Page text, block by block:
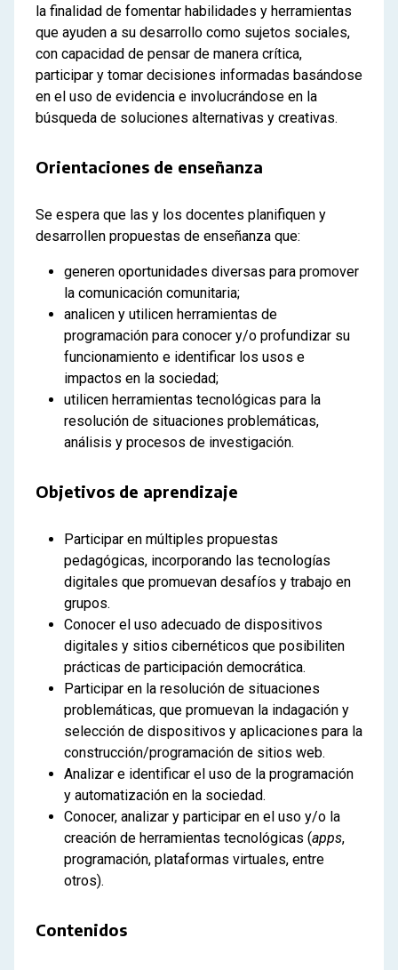
la finalidad de fomentar habilidades y herramientas
que ayuden a su desarrollo como sujetos sociales,
con capacidad de pensar de manera crítica,
participar y tomar decisiones informadas basándose
en el uso de evidencia e involucrándose en la
búsqueda de soluciones alternativas y creativas.
Orientaciones de enseñanza
Se espera que las y los docentes planifiquen y
desarrollen propuestas de enseñanza que:
generen oportunidades diversas para promover
la comunicación comunitaria;
analicen y utilicen herramientas de
programación para conocer y/o profundizar su
funcionamiento e identificar los usos e
impactos en la sociedad;
utilicen herramientas tecnológicas para la
resolución de situaciones problemáticas,
análisis y procesos de investigación.
Objetivos de aprendizaje
Participar en múltiples propuestas
pedagógicas, incorporando las tecnologías
digitales que promuevan desafíos y trabajo en
grupos.
Conocer el uso adecuado de dispositivos
digitales y sitios cibernéticos que posibiliten
prácticas de participación democrática.
Participar en la resolución de situaciones
problemáticas, que promuevan la indagación y
selección de dispositivos y aplicaciones para la
construcción/programación de sitios web.
Analizar e identificar el uso de la programación
y automatización en la sociedad.
Conocer, analizar y participar en el uso y/o la
creación de herramientas tecnológicas (apps,
programación, plataformas virtuales, entre
otros).
Contenidos